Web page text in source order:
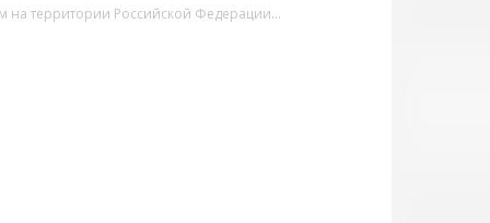
территории Российской Федерации...